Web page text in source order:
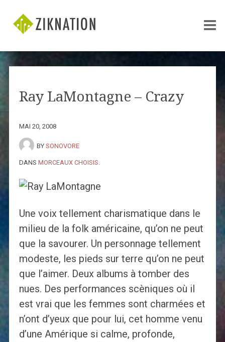
Ray LaMontagne – Crazy
MAI 20, 2008
BY SONOVORE
DANS MORCEAUX CHOISIS
Une voix tellement charismatique dans le
milieu de la folk américaine, qu’on ne peut
que la savourer. Un personnage tellement
modeste, les pieds sur terre qu’on ne peut
que l’aimer. Deux albums à tomber des
nues. Des performances scèniques où il
est vrai que les femmes sont charmées et
n’ont d’yeux que pour lui, cet homme venu
d’une Amérique si calme, profonde,